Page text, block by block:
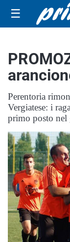
☰
Perentoria
Vergiatese: i
primo posto nel